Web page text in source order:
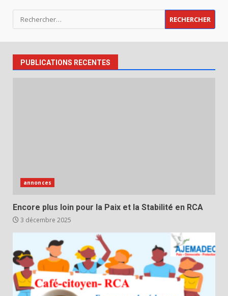
Rechercher :
PUBLICATIONS RECENTES
annonces
Encore plus loin pour la Paix et la Stabilité en RCA
3 décembre 2025